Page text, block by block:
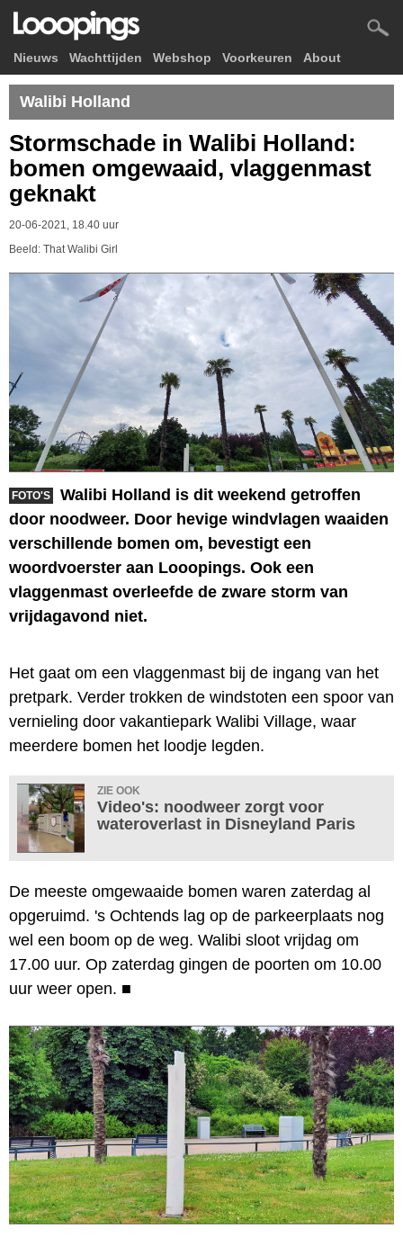
Nieuws Wachttijden Webshop Voorkeuren About
Walibi Holland
Stormschade in Walibi Holland:
bomen omgewaaid, vlaggenmast
geknakt
20-06-2021, 18.40 uur
Beeld: That Walibi Girl
FOTO'S
Walibi Holland is dit weekend getroffen
door noodweer. Door hevige windvlagen waaiden
verschillende bomen om, bevestigt een
woordvoerster aan Looopings. Ook een
vlaggenmast overleefde de zware storm van
vrijdagavond niet.
Het gaat om een vlaggenmast bij de ingang van het
pretpark. Verder trokken de windstoten een spoor van
vernieling door vakantiepark Walibi Village, waar
meerdere bomen het loodje legden.
ZIE OOK
Video's: noodweer zorgt voor
wateroverlast in Disneyland Paris
De meeste omgewaaide bomen waren zaterdag al
opgeruimd. 's Ochtends lag op de parkeerplaats nog
wel een boom op de weg. Walibi sloot vrijdag om
17.00 uur. Op zaterdag gingen de poorten om 10.00
uur weer open. ■